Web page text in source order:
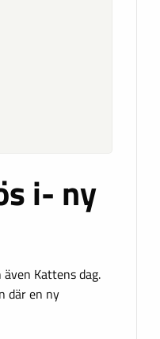
i- ny
Kattens dag.
där en ny